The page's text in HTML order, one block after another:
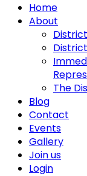
Home
About
The
Blog
Contact
Events
Gallery
Join us
Login